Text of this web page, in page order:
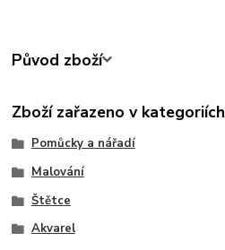
Původ zboží
Zboží zařazeno v kategoriích
Pomůcky a nářadí
Malování
Štětce
Akvarel